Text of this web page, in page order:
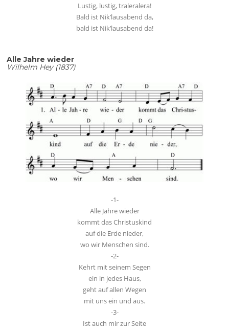
Lustig, lustig, traleralera!
Bald ist Nik’lausabend da,
bald ist Nik’lausabend da!
Alle Jahre wieder
Wilhelm Hey (1837)
-1-
Alle Jahre wieder
kommt das Christuskind
auf die Erde nieder,
wo wir Menschen sind.
-2-
Kehrt mit seinem Segen
ein in jedes Haus,
geht auf allen Wegen
mit uns ein und aus.
-3-
Ist auch mir zur Seite